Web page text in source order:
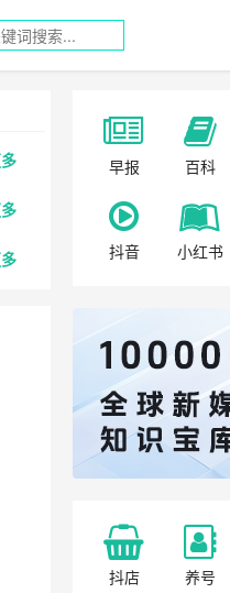
早报 百科
抖音 小红书
抖店 养号